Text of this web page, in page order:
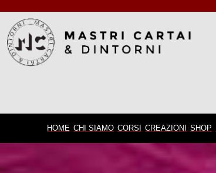
HOME CHI SIAMO CORSI CREAZIONI SHOP